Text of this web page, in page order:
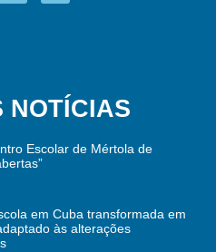
NOTÍCIAS
Escolar de Mértola de
em Cuba transformada em
às alterações